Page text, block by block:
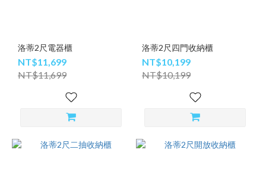
洛蒂2尺電器櫃
NT$11,699
NT$11,699
洛蒂2尺四門收納櫃
NT$10,199
NT$10,199